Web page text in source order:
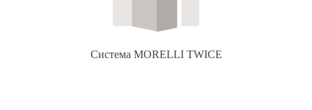
Система MORELLI TWICE